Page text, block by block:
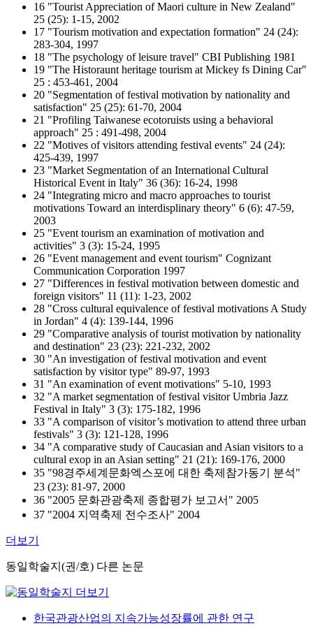
16 "Tourist Appreciation of Maori culture in New Zealand"
25 (25): 1-15, 2002
17 "Tourism motivation and expectation formation" 24 (24):
283-304, 1997
18 "The psychology of leisure travel" CBI Publishing 1981
19 "The Historaunt heritage tourism at Mickey fs Dining Car"
25 : 453-461, 2004
20 "Segmentation of festival motivation by nationality and
satisfaction" 25 (25): 61-70, 2004
21 "Profiling Taiwanese ecotoruists using a behavioral
approach" 25 : 491-498, 2004
22 "Motives of visitors attending festival events" 24 (24):
425-439, 1997
23 "Market Segmentation of an International Cultural
Historical Event in Italy" 36 (36): 16-24, 1998
24 "Integrating micro and macro approaches to tourist
motivations Toward an interdisplinary theory" 6 (6): 47-59,
2003
25 "Event tourism an examination of motivation and
activities" 3 (3): 15-24, 1995
26 "Event management and event tourism" Cognizant
Communication Corporation 1997
27 "Differences in festival motivation between domestic and
foreign visitors" 11 (11): 1-23, 2002
28 "Cross cultural equivalence of festival motivations A Study
in Jordan" 4 (4): 139-144, 1996
29 "Comparative analysis of tourist motivation by nationality
and destination" 23 (23): 221-232, 2002
30 "An investigation of festival motivation and event
satisfaction by visitor type" 89-97, 1993
31 "An examination of event motivations" 5-10, 1993
32 "A market segmentation of festival visitor Umbria Jazz
Festival in Italy" 3 (3): 175-182, 1996
33 "A comparison of visitor’s motivation to attend three urban
festivals" 3 (3): 121-128, 1996
34 "A comparative study of Caucasian and Asian visitors to a
cultural exop in an Asian setting" 21 (21): 169-176, 2000
35 "98경주세계문화엑스포에 대한 축제참가동기 분석"
23 (23): 81-97, 2000
36 "2005 문화관광축제 종합평가 보고서" 2005
37 "2004 지역축제 전수조사" 2004
더보기
동일학술지(권/호) 다른 논문
한국관광산업의 지속가능성장률에 관한 연구